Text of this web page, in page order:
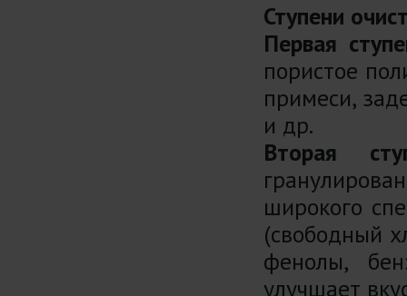
Ступени
Первая
пористое
примеси,
и др.
Вторая
широкого
(свободный
фенолы,
улучшает